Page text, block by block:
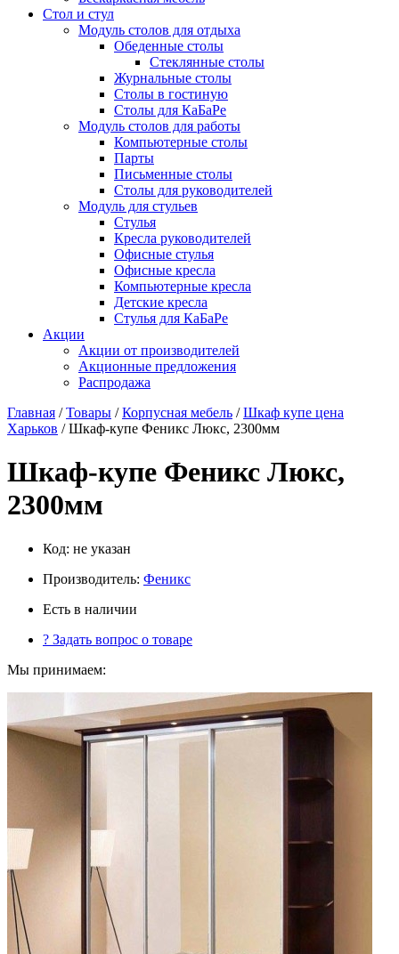
Стол и стул
Модуль столов для отдыха
Обеденные столы
Стеклянные столы
Журнальные столы
Столы в гостиную
Столы для КаБаРе
Модуль столов для работы
Компьютерные столы
Парты
Письменные столы
Столы для руководителей
Модуль для стульев
Стулья
Кресла руководителей
Офисные стулья
Офисные кресла
Компьютерные кресла
Детские кресла
Стулья для КаБаРе
Акции
Акции от производителей
Акционные предложения
Распродажа
Главная /Товары /Корпусная мебель /Шкаф купе цена
Харьков / Шкаф-купе Феникс Люкс, 2300мм
Шкаф-купе Феникс Люкс,
2300мм
Код: не указан
Производитель: Феникс
Есть в наличии
? Задать вопрос о товаре
Мы принимаем: